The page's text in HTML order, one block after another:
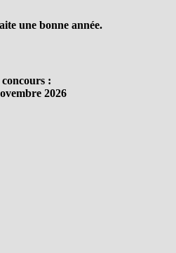
une bonne année.
:
2026